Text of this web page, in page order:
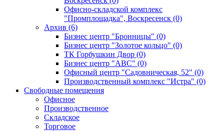
Офисно-складской комплекс
"Промплощадка", Воскресенск (0)
Архив (6)
Бизнес центр "Бронницы" (0)
Бизнес центр "Золотое кольцо" (0)
ТК Горбушкин Двор (0)
Бизнес центр "АВС" (0)
Офисный центр "Садовническая, 52" (0)
Производственный комплекс "Истра" (0)
Свободные помещения
Офисное
Производственное
Складское
Торговое